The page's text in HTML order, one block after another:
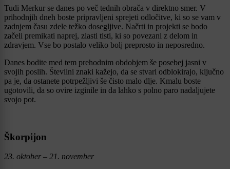
Tudi Merkur se danes po več tednih obrača v direktno smer. V
prihodnjih dneh boste pripravljeni sprejeti odločitve, ki so se vam v
zadnjem času zdele težko dosegljive. Načrti in projekti se bodo
začeli premikati naprej, zlasti tisti, ki so povezani z delom in
zdravjem. Vse bo postalo veliko bolj preprosto in neposredno.
Danes bodite med tem prehodnim obdobjem še posebej jasni v
svojih poslih. Številni znaki kažejo, da se stvari odblokirajo, ključno
pa je, da ostanete potrpežljivi še čisto malo dlje. Kmalu boste
ugotovili, da so ovire izginile in da lahko s polno paro nadaljujete
svojo pot.
Škorpijon
23. oktober – 21. november